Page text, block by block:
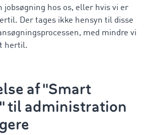
jobsøgning hos os, eller hvis vi er
Der tages ikke hensyn til disse
med mindre vi
hertil.
af "Smart
til administration